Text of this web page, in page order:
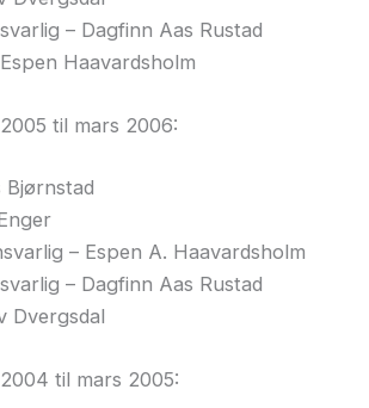
– Dagfinn Aas Rustad
Haavardsholm
til mars 2006:
Bjørnstad
– Espen A. Haavardsholm
– Dagfinn Aas Rustad
Dvergsdal
til mars 2005: